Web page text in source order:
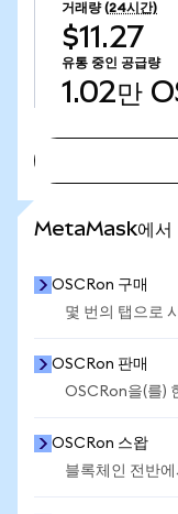
거래량 (24시간)
$11.27
유통 중인 공급량
1.02만
MetaMask에서
OSCRon 구매
몇 번의 탭으로
OSCRon 판매
OSCRon을(를)
OSCRon 스왑
블록체인 전반